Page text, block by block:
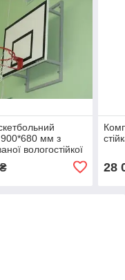
мм з
вологостійкої
28